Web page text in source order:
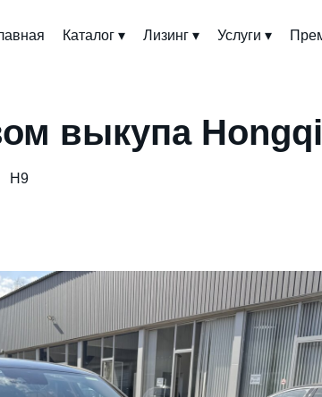
Каталог ▾ Лизинг ▾ Услуги ▾
выкупа
H9